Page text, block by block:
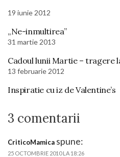
19 iunie 2012
„Ne-inmultirea”
31 martie 2013
Cadoul lunii Martie – tragere
13 februarie 2012
Inspiratie cu iz de Valentine’s
3 comentarii
CriticoMamica spune:
25 OCTOMBRIE 2010 LA 18:26